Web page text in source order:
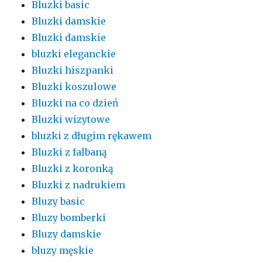
Bluzki basic
Bluzki damskie
Bluzki damskie
bluzki eleganckie
Bluzki hiszpanki
Bluzki koszulowe
Bluzki na co dzień
Bluzki wizytowe
bluzki z długim rękawem
Bluzki z falbaną
Bluzki z koronką
Bluzki z nadrukiem
Bluzy basic
Bluzy bomberki
Bluzy damskie
bluzy męskie